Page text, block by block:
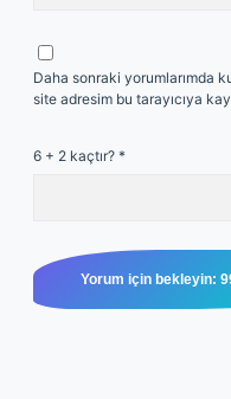
Daha sonraki yorumlarımda
site adresim bu tarayıcıya
6 + 2 kaçtır? *